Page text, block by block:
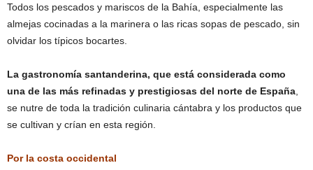
Todos los pescados y mariscos de la Bahía, especialmente las
almejas cocinadas a la marinera o las ricas sopas de pescado, sin
olvidar los típicos bocartes.
La gastronomía santanderina, que está considerada como
una de las más refinadas y prestigiosas del norte de España
se nutre de toda la tradición culinaria cántabra y los productos que
se cultivan y crían en esta región.
Por la costa occidental